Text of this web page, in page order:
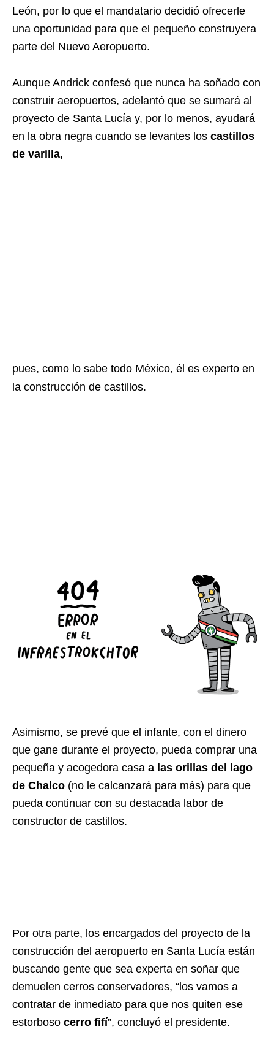
León, por lo que el mandatario decidió ofrecerle
una oportunidad para que el pequeño construyera
parte del Nuevo Aeropuerto.
Aunque Andrick confesó que nunca ha soñado con
construir aeropuertos, adelantó que se sumará al
proyecto de Santa Lucía y, por lo menos, ayudará
en la obra negra cuando se levantes los castillos
de varilla,
pues, como lo sabe todo México, él es experto en
la construcción de castillos.
Asimismo, se prevé que el infante, con el dinero
que gane durante el proyecto, pueda comprar una
pequeña y acogedora casa a las orillas del lago
de Chalco (no le calcanzará para más) para que
pueda continuar con su destacada labor de
constructor de castillos.
Por otra parte, los encargados del proyecto de la
construcción del aeropuerto en Santa Lucía están
buscando gente que sea experta en soñar que
demuelen cerros conservadores, “los vamos a
contratar de inmediato para que nos quiten ese
estorboso cerro fifí”, concluyó el presidente.